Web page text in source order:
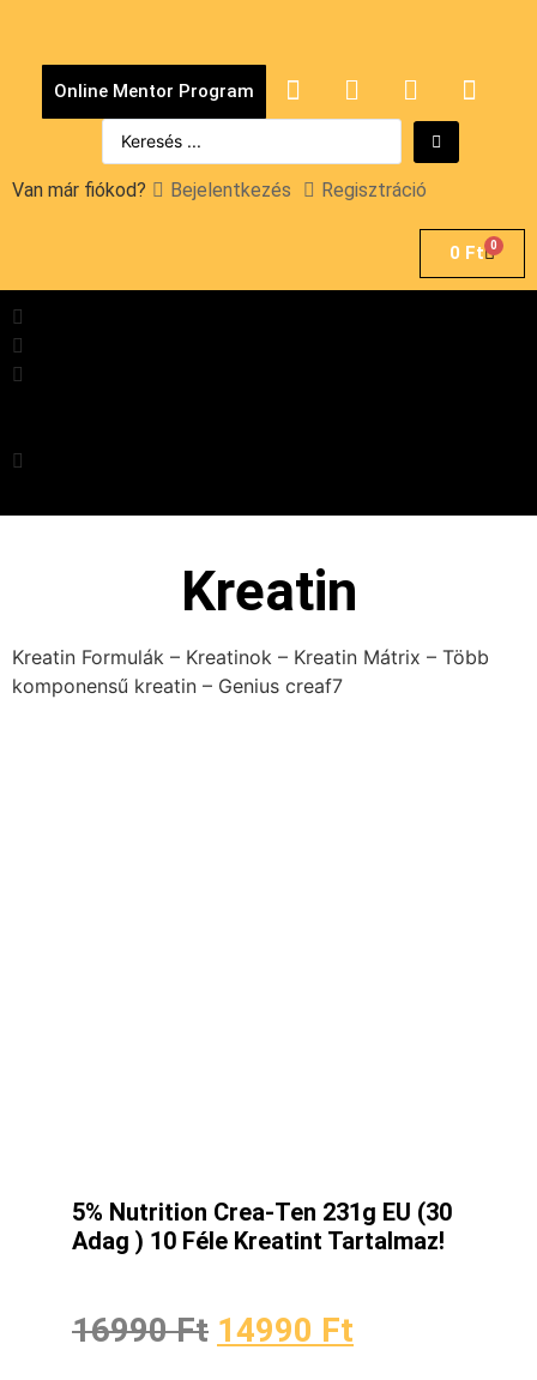
Online Mentor Program
Van már fiókod? Bejelentkezés Regisztráció
0 Ft 0
Kreatin
Kreatin Formulák – Kreatinok – Kreatin Mátrix – Több
komponensű kreatin – Genius creaf7
5% Nutrition Crea-Ten 231g EU (30
Adag ) 10 Féle Kreatint Tartalmaz!
16990Ft 14990 Ft